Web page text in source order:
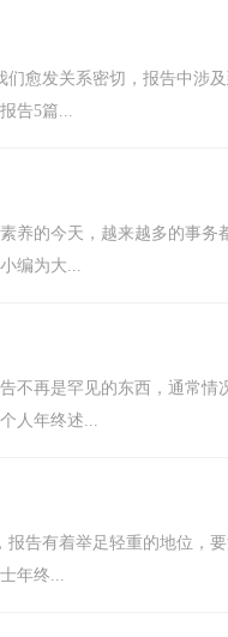
愈发关系密切，报告中涉
告5篇...
养的今天，越来越多的事
编为大...
不再是罕见的东西，通常
人年终述...
告有着举足轻重的地位，
年终...